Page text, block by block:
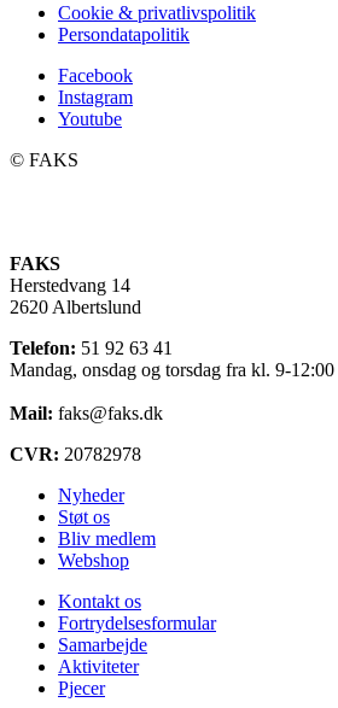
Cookie & privatlivspolitik
Persondatapolitik
Facebook
Instagram
Youtube
©️ FAKS
FAKS
Herstedvang 14
2620 Albertslund
Telefon: 51 92 63 41
Mandag, onsdag og torsdag fra kl. 9-12:00
Mail: faks@faks.dk
CVR: 20782978
Nyheder
Støt os
Bliv medlem
Webshop
Kontakt os
Fortrydelsesformular
Samarbejde
Aktiviteter
Pjecer